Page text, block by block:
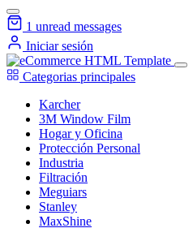
1 unread messages
Iniciar sesión
Categorias principales
Karcher
3M Window Film
Hogar y Oficina
Protección Personal
Industria
Filtración
Meguiars
Stanley
MaxShine